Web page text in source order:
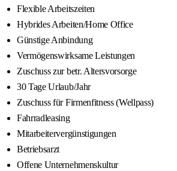
Flexible Arbeitszeiten
Hybrides Arbeiten/Home Office
Günstige Anbindung
Vermögenswirksame Leistungen
Zuschuss zur betr. Altersvorsorge
30 Tage Urlaub/Jahr
Zuschuss für Firmenfitness (Wellpass)
Fahrradleasing
Mitarbeitervergünstigungen
Betriebsarzt
Offene Unternehmenskultur